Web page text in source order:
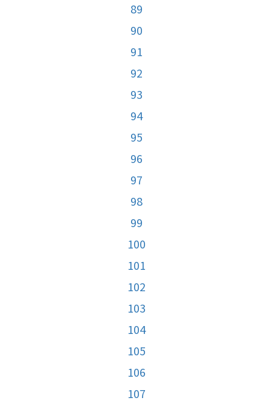
89
90
91
92
93
94
95
96
97
98
99
100
101
102
103
104
105
106
107